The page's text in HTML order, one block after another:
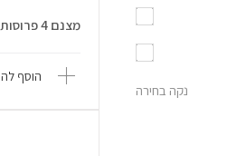
מצנם 4 פרוסות בעיצוב רטרו Smeg T...
הוסף
נקה בחירה